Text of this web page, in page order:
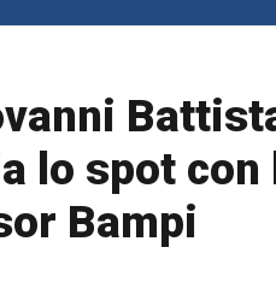
lo spot con
Bampi